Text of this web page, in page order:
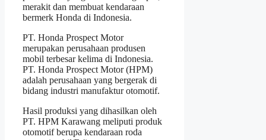
merakit dan membuat kendaraan
bermerk Honda di Indonesia.
PT. Honda Prospect Motor
merupakan perusahaan produsen
mobil terbesar kelima di Indonesia.
PT. Honda Prospect Motor (HPM)
adalah perusahaan yang bergerak di
bidang industri manufaktur otomotif.
Hasil produksi yang dihasilkan oleh
PT. HPM Karawang meliputi produk
otomotif berupa kendaraan roda